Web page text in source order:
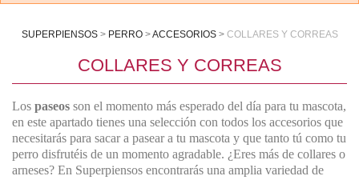
SUPERPIENSOS PERRO ACCESORIOS COLLARES Y CORREAS
COLLARES Y CORREAS
Los paseos son el momento más esperado del día para tu mascota,
en este apartado tienes una selección con todos los accesorios que
necesitarás para sacar a pasear a tu mascota y que tanto tú como tu
perro disfrutéis de un momento agradable. ¿Eres más de collares o
arneses? En Superpiensos encontrarás una amplia variedad de